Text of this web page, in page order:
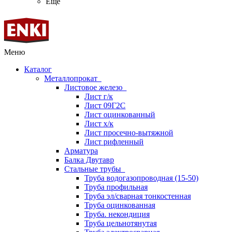
Меню
Каталог
Металлопрокат
Листовое железо
Лист г/к
Лист 09Г2С
Лист оцинкованный
Лист х/к
Лист просечно-вытяжной
Лист рифленный
Арматура
Балка Двутавр
Стальные трубы
Труба водогазопроводная (15-50)
Труба профильная
Труба эл/сварная тонкостенная
Труба оцинкованная
Труба. некондиция
Труба цельнотянутая